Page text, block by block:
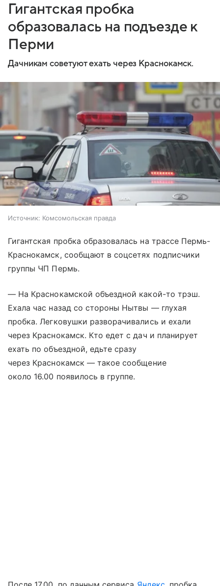
Гигантская пробка
образовалась на подъезде к
Перми
Дачникам советуют ехать через Краснокамск.
Источник: Комсомольская правда
Гигантская пробка образовалась на трассе Пермь-
Краснокамск, сообщают в соцсетях подписчики
группы ЧП Пермь.
— На Краснокамской объездной какой-то трэш.
Ехала час назад со стороны Нытвы — глухая
пробка. Легковушки разворачивались и ехали
через Краснокамск. Кто едет с дач и планирует
ехать по объездной, едьте сразу
через Краснокамск — такое сообщение
около 16.00 появилось в группе.